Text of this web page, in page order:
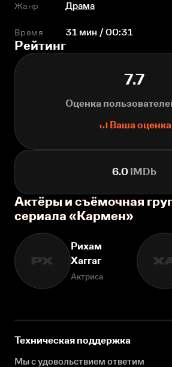
Жанр Драма
Время 31 мин / 00:31
Рейтинг
7.7
Оценка
Ваша оценка
6.0 IMDb
Актёры и съёмочная
сериала «Кармен»
РХ
Рихам
Хаггаг
Актриса
Техническая поддержка
Мы с удовольствием ответим